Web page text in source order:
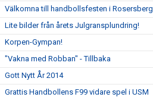
Välkomna till handbollsfesten i Rosersberg
Lite bilder från årets Julgransplundring!
Korpen-Gympan!
"Vakna med Robban" - Tillbaka
Gott Nytt År 2014
Grattis Handbollens F99 vidare spel i USM